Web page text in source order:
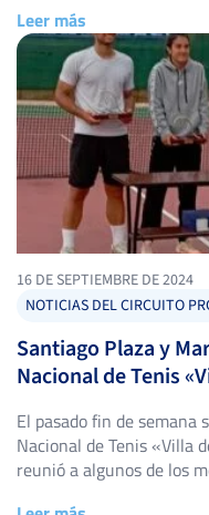
del calendario leonés y
Leer más
16 DE SEPTIEMBRE DE 2024
NOTICIAS DEL CIRCUITO
Santiago Plaza y
Nacional de Tenis
El pasado fin de semana
Nacional de Tenis «Villa
reunió a algunos de los